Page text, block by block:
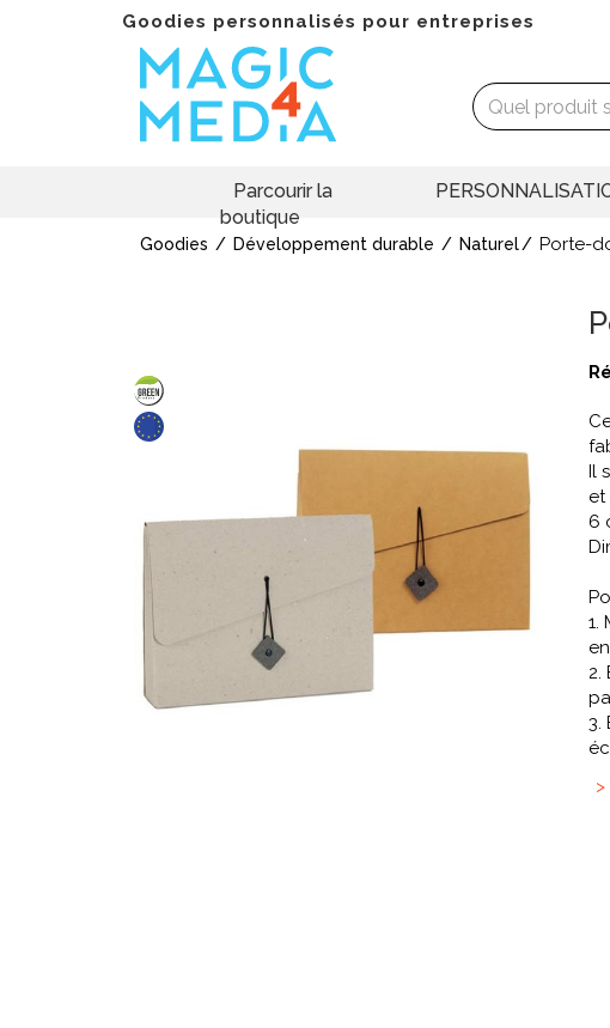
Goodies personnalisés pour entreprises
Parcourir la
boutique
Goodies Développement durable Naturel Porte-
Il
et
6
1.
2.
3.